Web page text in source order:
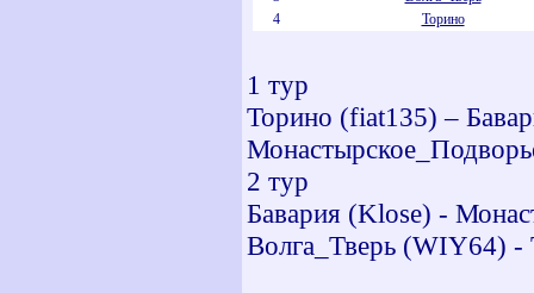
4
Торино
1 тур
Торино (fiat135) –
2 тур
Бавария (Klose) -
Волга_Тверь (WIY64)